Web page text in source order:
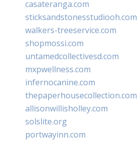
casateranga.com
sticksandstonesstudiooh.com
walkers-treeservice.com
shopmossi.com
untamedcollectivesd.com
mxpwellness.com
infernocanine.com
thepaperhousecollection.com
allisonwillisholley.com
solslite.org
portwayinn.com